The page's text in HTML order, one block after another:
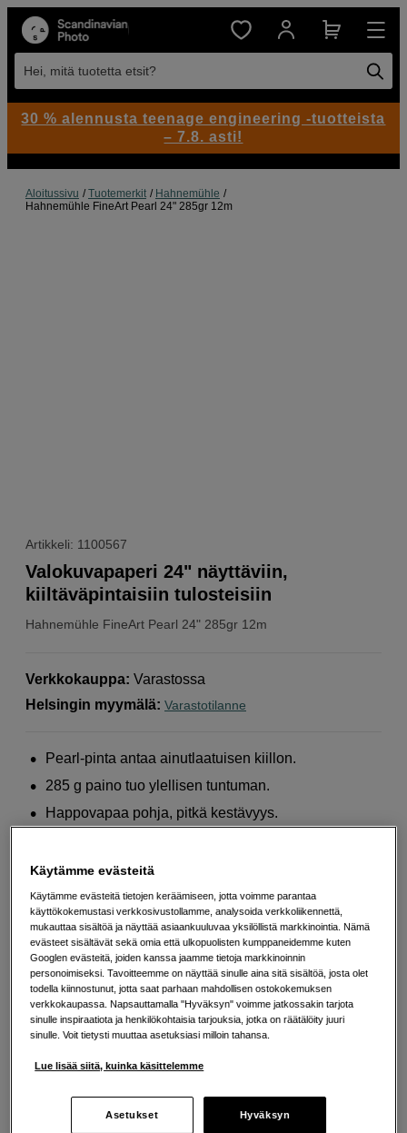
Hei, mitä tuotetta etsit?
Aloitussivu Tuotemerkit
Hahnemühle
Hahnemühle FineArt Pearl 24" 285gr 12m
Artikkeli: 1100567
Hahnemühle FineArt Pearl 24" 285gr 12m
Valokuvapaperi 24" näyttäviin,
kiiltäväpintaisiin tulosteisiin
Verkkokauppa: Varastossa
Helsingin myymälä: Varastotilanne
Pearl-pinta antaa ainutlaatuisen kiillon.
285 g paino tuo ylellisen tuntuman.
Happovapaa pohja, pitkä kestävyys.
219 EUR
Määrä
Lisää ostoskoriin
Maksa Svea-erämaksulla
19,07 %
Lainaaminen maksaa! Jos et pysty maksamaan velkaa ajoissa, saatat
30 % alennusta teenage engineering -tuotteista
– 7.8. asti!
Käytämme evästeitä
Käytämme evästeitä tietojen keräämiseen, jotta voimme parantaa
käyttökokemustasi verkkosivustollamme, analysoida verkkoliikennettä,
mukauttaa sisältöä ja näyttää asiaankuuluvaa yksilöllistä markkinointia. Nämä
evästeet sisältävät sekä omia että ulkopuolisten kumppaneidemme kuten
Googlen evästeitä, joiden kanssa jaamme tietoja markkinoinnin
personoimiseksi. Tavoitteemme on näyttää sinulle aina sitä sisältöä, josta olet
todella kiinnostunut, jotta saat parhaan mahdollisen ostokokemuksen
verkkokaupassa. Napsauttamalla "Hyväksyn" voimme jatkossakin tarjota
sinulle inspiraatiota ja henkilökohtaisia tarjouksia, jotka on räätälöity juuri
sinulle. Voit tietysti muuttaa asetuksiasi milloin tahansa.
Lue lisää siitä, kuinka käsittelemme
Asetukset Hyväksyn